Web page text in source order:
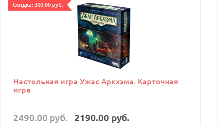
Cкидка: 300.00 руб.
Настольная игра Ужас Аркхэма. Карточная
игра
2490.00 руб. 2190.00 руб.